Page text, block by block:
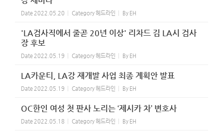
Date 2022.05.20 Category헤드라인 By EH
'LA검사직에서 줄곧 20년 이상' 리차드 김 LA시 검사
장 후보
Date 2022.05.19 Category헤드라인 By EH
LA카운티, LA강 재개발 사업 최종 계획안 발표
Date 2022.05.19 Category헤드라인 By EH
OC한인 여성 첫 판사 노리는 ‘제시카 차’ 변호사
Date 2022.05.18 Category헤드라인 By EH